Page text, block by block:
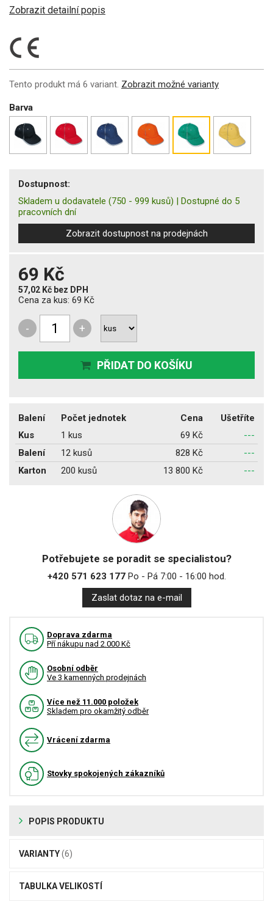
Zobrazit detailní popis
Tento produkt má 6 variant. Zobrazit možné varianty
Barva
Dostupnost:
Skladem u dodavatele (750 - 999 kusů) | Dostupné do 5
pracovních dní
Zobrazit dostupnost na prodejnách
69 Kč
57,02 Kč bez DPH
Cena za kus: 69 Kč
- +
PŘIDAT DO KOŠÍKU
Balení Počet jednotek Cena
Ušetříte
Kus
1 kus 69 Kč
---
Balení
12 kusů 828 Kč
---
Karton
200 kusů 13 800 Kč ---
Potřebujete se poradit se specialistou?
+420 571 623 177Po - Pá 7:00 - 16:00 hod.
Zaslat dotaz na e-mail
Doprava zdarma
Pří nákupu nad 2.000 Kč
Osobní odběr
Ve 3 kamenných prodejnách
Více než 11.000 položek
Skladem pro okamžitý odběr
Vrácení zdarma
Stovky spokojených zákazníků
POPIS PRODUKTU
VARIANTY(6)
TABULKA VELIKOSTÍ